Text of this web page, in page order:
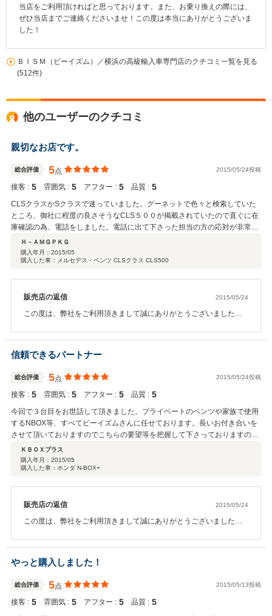
当店をご利用頂ければと思っております。また、お乗り換えの際には、
ぜひ当店までご連絡くださいませ！この度は本当にありがとうございま
した！
ＢＩＳＭ（ビーイズム）／横浜の高級輸入車専門店のクチコミ一覧を見る
(512件)
他のユーザーのクチコミ
親切なお店です。
総合評価 5点 2015/05/24投稿
接客 : 5 雰囲気 : 5 アフター : 5 品質 : 5
CLSクラスかSクラスで迷っていました。グーネットで色々と検索していた
ところ、御社に程度の良さそうなCLS５００が掲載されていたので直ぐに在
庫確認の為、電話をしました。電話に出て下さった担当の方の応対が非常に
良かったのでその日にお店にお伺いさせて頂きました。実際に車を目の前に
するとネットの画像より良く見えました。担当の方の説明も丁寧だったので
即決しました。納車までのやりとりも非常に丁寧ででしたので良い買い物が
Ｈ－ＡＭＧＰＫＧ
購入年月： 2015/05
購入した車：メルセデス・ベンツ CLSクラス CLS500
販売店の返信 2015/05/24
この度は、弊社をご利用頂きまして誠にありがとうございました。
さ等のコンパクトさでCLSクラスをお選び頂きました。ご準備頂く
書類等も早急にご手配頂いたお蔭でご希望のご納車日を迎える事が
出来ました。都内にお住まいですので今後のアフターも弊社へお任
せ下さい。色々とご相談に乗らさせて頂きます。末永いお付き合い
を宜しくお願い致します。
信頼できるパートナー
総合評価 5点 2015/05/24投稿
接客 : 5 雰囲気 : 5 アフター : 5 品質 : 5
今回で３台目をお世話して頂きました。プライベートのベンツや家族で使用
するNBOX等、すべてビーイズムさんに任せております。長いお付き合いを
させて頂いておりますのでこちらの要望等を把握して下さっておりますので
とても楽です。自宅は埼玉ですが、オイル交換や修理、車検の全てをお願い
できる信頼できるお店です！また次の乗り換え時も宜しくお願い致します。
今回は、本当に程度の良い車両を提供して頂き、本当にありがとうございま
ＫＢＯＸプラス
購入年月： 2015/05
購入した車：ホンダ N-BOX+
販売店の返信 2015/05/24
この度は、弊社をご利用頂きまして誠にありがとうございました。
相談下さって弊社をご利用頂いております。いつもいつも本当にあ
りがとうございます。また次のお乗換え時もご期待に沿える様、頑
張りますので今後も引き続き宜しくお願い致します。
やっと購入しました！
総合評価 5点 2015/05/13投稿
接客 : 5 雰囲気 : 5 アフター : 5 品質 : 5